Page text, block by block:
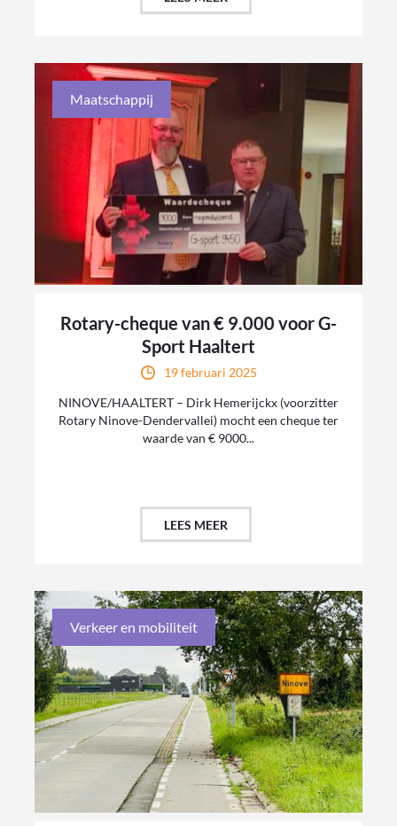
Maatschappij
Rotary-cheque van € 9.000 voor G-
Sport Haaltert
19 februari 2025
NINOVE/HAALTERT – Dirk Hemerijckx (voorzitter
Rotary Ninove-Dendervallei) mocht een cheque ter
waarde van € 9000...
LEES MEER
Verkeer en mobiliteit